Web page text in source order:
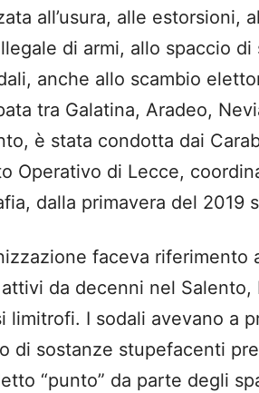
all’usura, alle estorsioni,
di armi, allo spaccio
anche allo scambio
tra Galatina, Aradeo,
è stata condotta dai
Operativo di Lecce,
dalla primavera del 2019
faceva
da decenni nel
limitrofi. I sodali avevano a
di sostanze stupefacenti
“punto” da parte degli